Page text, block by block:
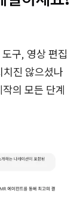
구, 영상 편집
진 않으셨나
의 모든 단계